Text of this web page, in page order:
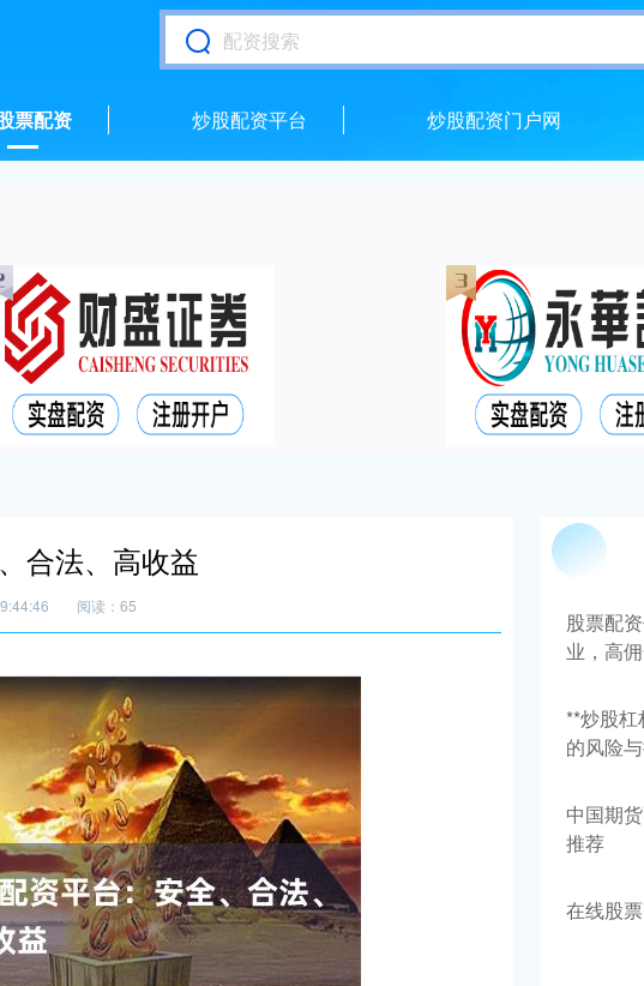
票配资 炒股配资平台 炒股配资门户网
合法、高收益
阅读：65
股票配
业，高
**炒股
的风险
中国期
推荐
在线股